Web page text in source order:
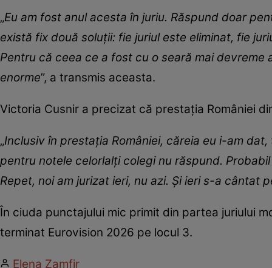
„Eu am fost anul acesta în juriu. Răspund doar
există fix două soluții: fie juriul este eliminat, fie
Pentru că ceea ce a fost cu o seară mai
enorme”, a transmis aceasta.
Victoria Cusnir a precizat că prestația României
„Inclusiv în prestația României, căreia eu i-am
pentru notele celorlalți colegi nu răspund.
Repet, noi am jurizat ieri, nu azi. Și ieri s-a cântat
În ciuda punctajului mic primit din partea juriului
terminat Eurovision 2026 pe locul 3.
Elena Zamfir